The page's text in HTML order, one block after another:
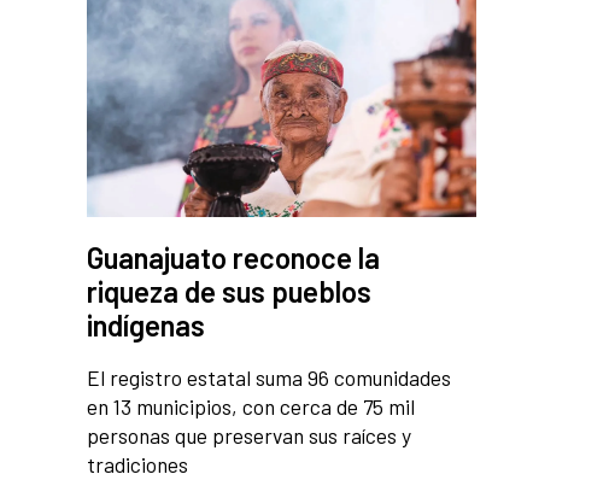
Guanajuato reconoce la
riqueza de sus pueblos
indígenas
El registro estatal suma 96 comunidades
en 13 municipios, con cerca de 75 mil
personas que preservan sus raíces y
tradiciones